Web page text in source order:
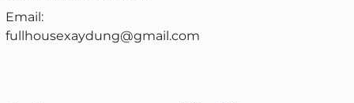
Email:
fullhousexaydung@gmail.com